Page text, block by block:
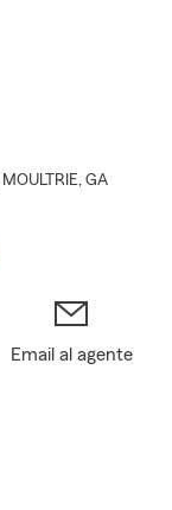
MOULTRIE, GA
Email al agente